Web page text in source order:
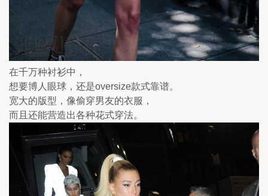
在千万种衬衫中，
想要博人眼球，还是oversize款式靠谱。
宽大的版型，像偷穿男友的衣服，
而且还能营造出各种花式穿法。